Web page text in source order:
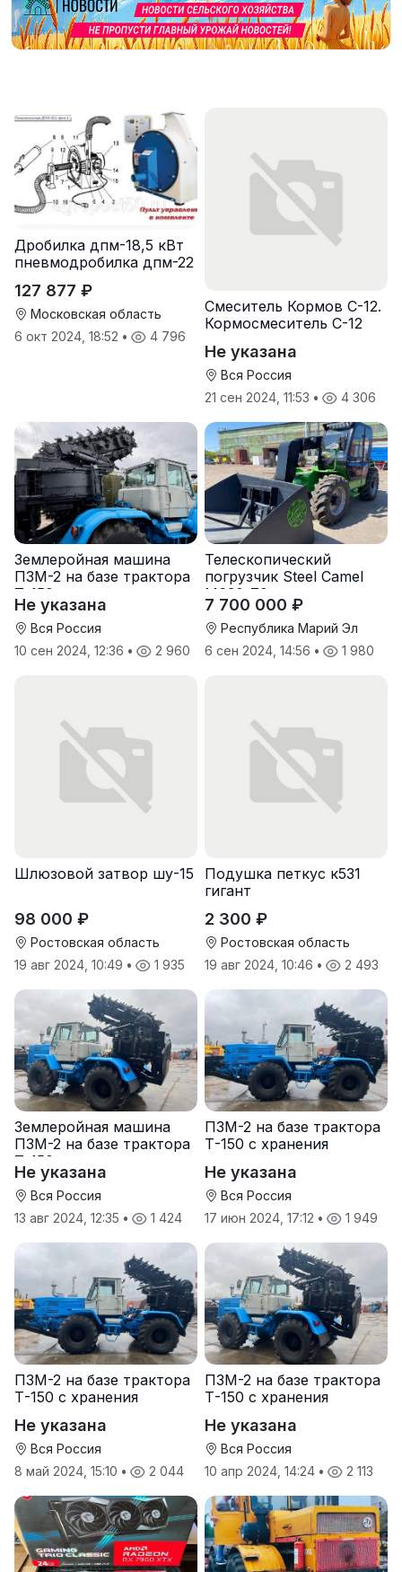
Дробилка дпм-18,5 кВт
пневмодробилка дпм-22
127 877 ₽
Московская область
6 окт 2024, 18:52 • 4 796
Смеситель Кормов С-12.
Кормосмеситель С-12
Не указана
Вся Россия
21 сен 2024, 11:53 • 4 306
Землеройная машина
ПЗМ-2 на базе трактора
Т-150 с хранения
Не указана
Вся Россия
10 сен 2024, 12:36 • 2 960
Телескопический
погрузчик Steel Camel
M630-70
7 700 000 ₽
Республика Марий Эл
6 сен 2024, 14:56 • 1 980
Шлюзовой затвор шу-15
98 000 ₽
Ростовская область
19 авг 2024, 10:49 • 1 935
Подушка петкус к531
гигант
2 300 ₽
Ростовская область
19 авг 2024, 10:46 • 2 493
Землеройная машина
ПЗМ-2 на базе трактора
Т-150
Не указана
Вся Россия
13 авг 2024, 12:35 • 1 424
ПЗМ-2 на базе трактора
Т-150 с хранения
Не указана
Вся Россия
17 июн 2024, 17:12 • 1 949
ПЗМ-2 на базе трактора
Т-150 с хранения
Не указана
Вся Россия
8 май 2024, 15:10 • 2 044
ПЗМ-2 на базе трактора
Т-150 с хранения
Не указана
Вся Россия
10 апр 2024, 14:24 • 2 113